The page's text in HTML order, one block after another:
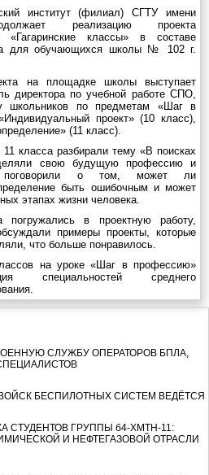
институт (филиал) СГТУ имени
реализацию проекта
«Гагаринские классы» в составе
для обучающихся школы № 102 г.
на площадке школы выступает
директора по учебной работе СПО,
школьников по предметам «Шаг в
проект» (10 класс),
(11 класс).
класса разбирали тему «В поисках
свою будущую профессию и
о том, может ли
быть ошибочным и может
этапах жизни человека.
в проектную работу,
примеры проекты, которые
что больше понравилось.
на уроке «Шаг в профессию»
специальностей среднего
СЛУЖБУ ОПЕРАТОРОВ БПЛА,
БЕСПИЛОТНЫХ СИСТЕМ ВЕДЁТСЯ
СТУДЕНТОВ ГРУППЫ б4-ХМТН-11:
И НЕФТЕГАЗОВОЙ ОТРАСЛИ